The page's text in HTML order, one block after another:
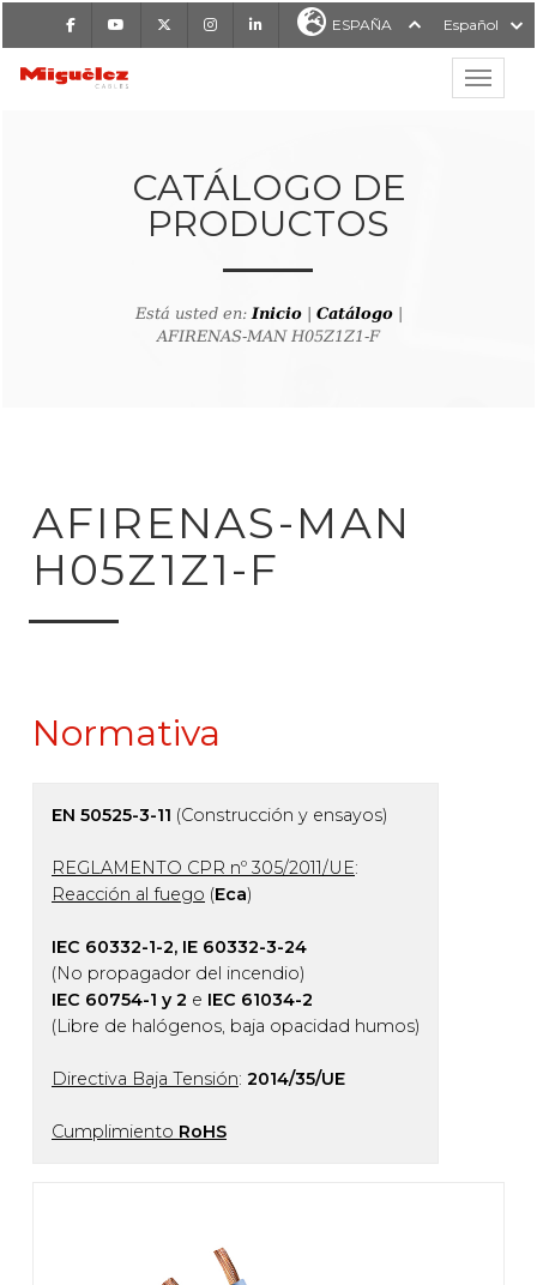
FacebookYoutube InstagramLinkedIn ESPAÑA Español
MIGUÉLEZ CABLES
CATÁLOGO DE
PRODUCTOS
Está usted en:Inicio| Catálogo|
AFIRENAS-MAN H05Z1Z1-F
al buscador de
AFIRENAS-MAN
H05Z1Z1-F
Normativa
EN 50525-3-11 (Construcción y ensayos)
REGLAMENTO CPR nº 305/2011/UE:
Reacción al fuego (Eca)
IEC 60332-1-2, IE 60332-3-24
(No propagador del incendio)
IEC 60754-1 y 2 e IEC 61034-2
(Libre de halógenos, baja opacidad humos)
Directiva Baja Tensión: 2014/35/UE
Cumplimiento RoHS